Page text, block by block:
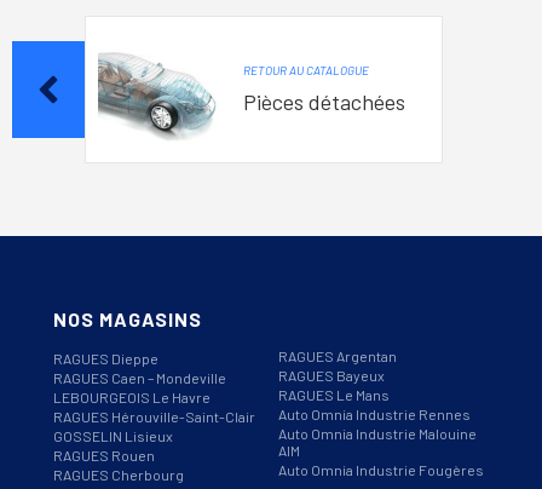
RETOUR AU CATALOGUE
Pièces détachées
NOS MAGASINS
RAGUES Dieppe
RAGUES Caen – Mondeville
LEBOURGEOIS Le Havre
RAGUES Hérouville-Saint-Clair
GOSSELIN Lisieux
RAGUES Rouen
RAGUES Cherbourg
RAGUES Argentan
RAGUES Bayeux
RAGUES Le Mans
Auto Omnia Industrie Rennes
Auto Omnia Industrie Malouine
AIM
Auto Omnia Industrie Fougères